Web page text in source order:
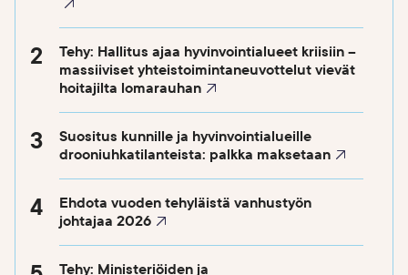
Tehy: Hallitus ajaa hyvinvointialueet kriisiin –
massiiviset yhteistoimintaneuvottelut vievät
hoitajilta lomarauhan
Suositus kunnille ja hyvinvointialueille
drooniuhkatilanteista: palkka maksetaan
Ehdota vuoden tehyläistä vanhustyön
johtajaa 2026
Tehy: Ministeriöiden ja